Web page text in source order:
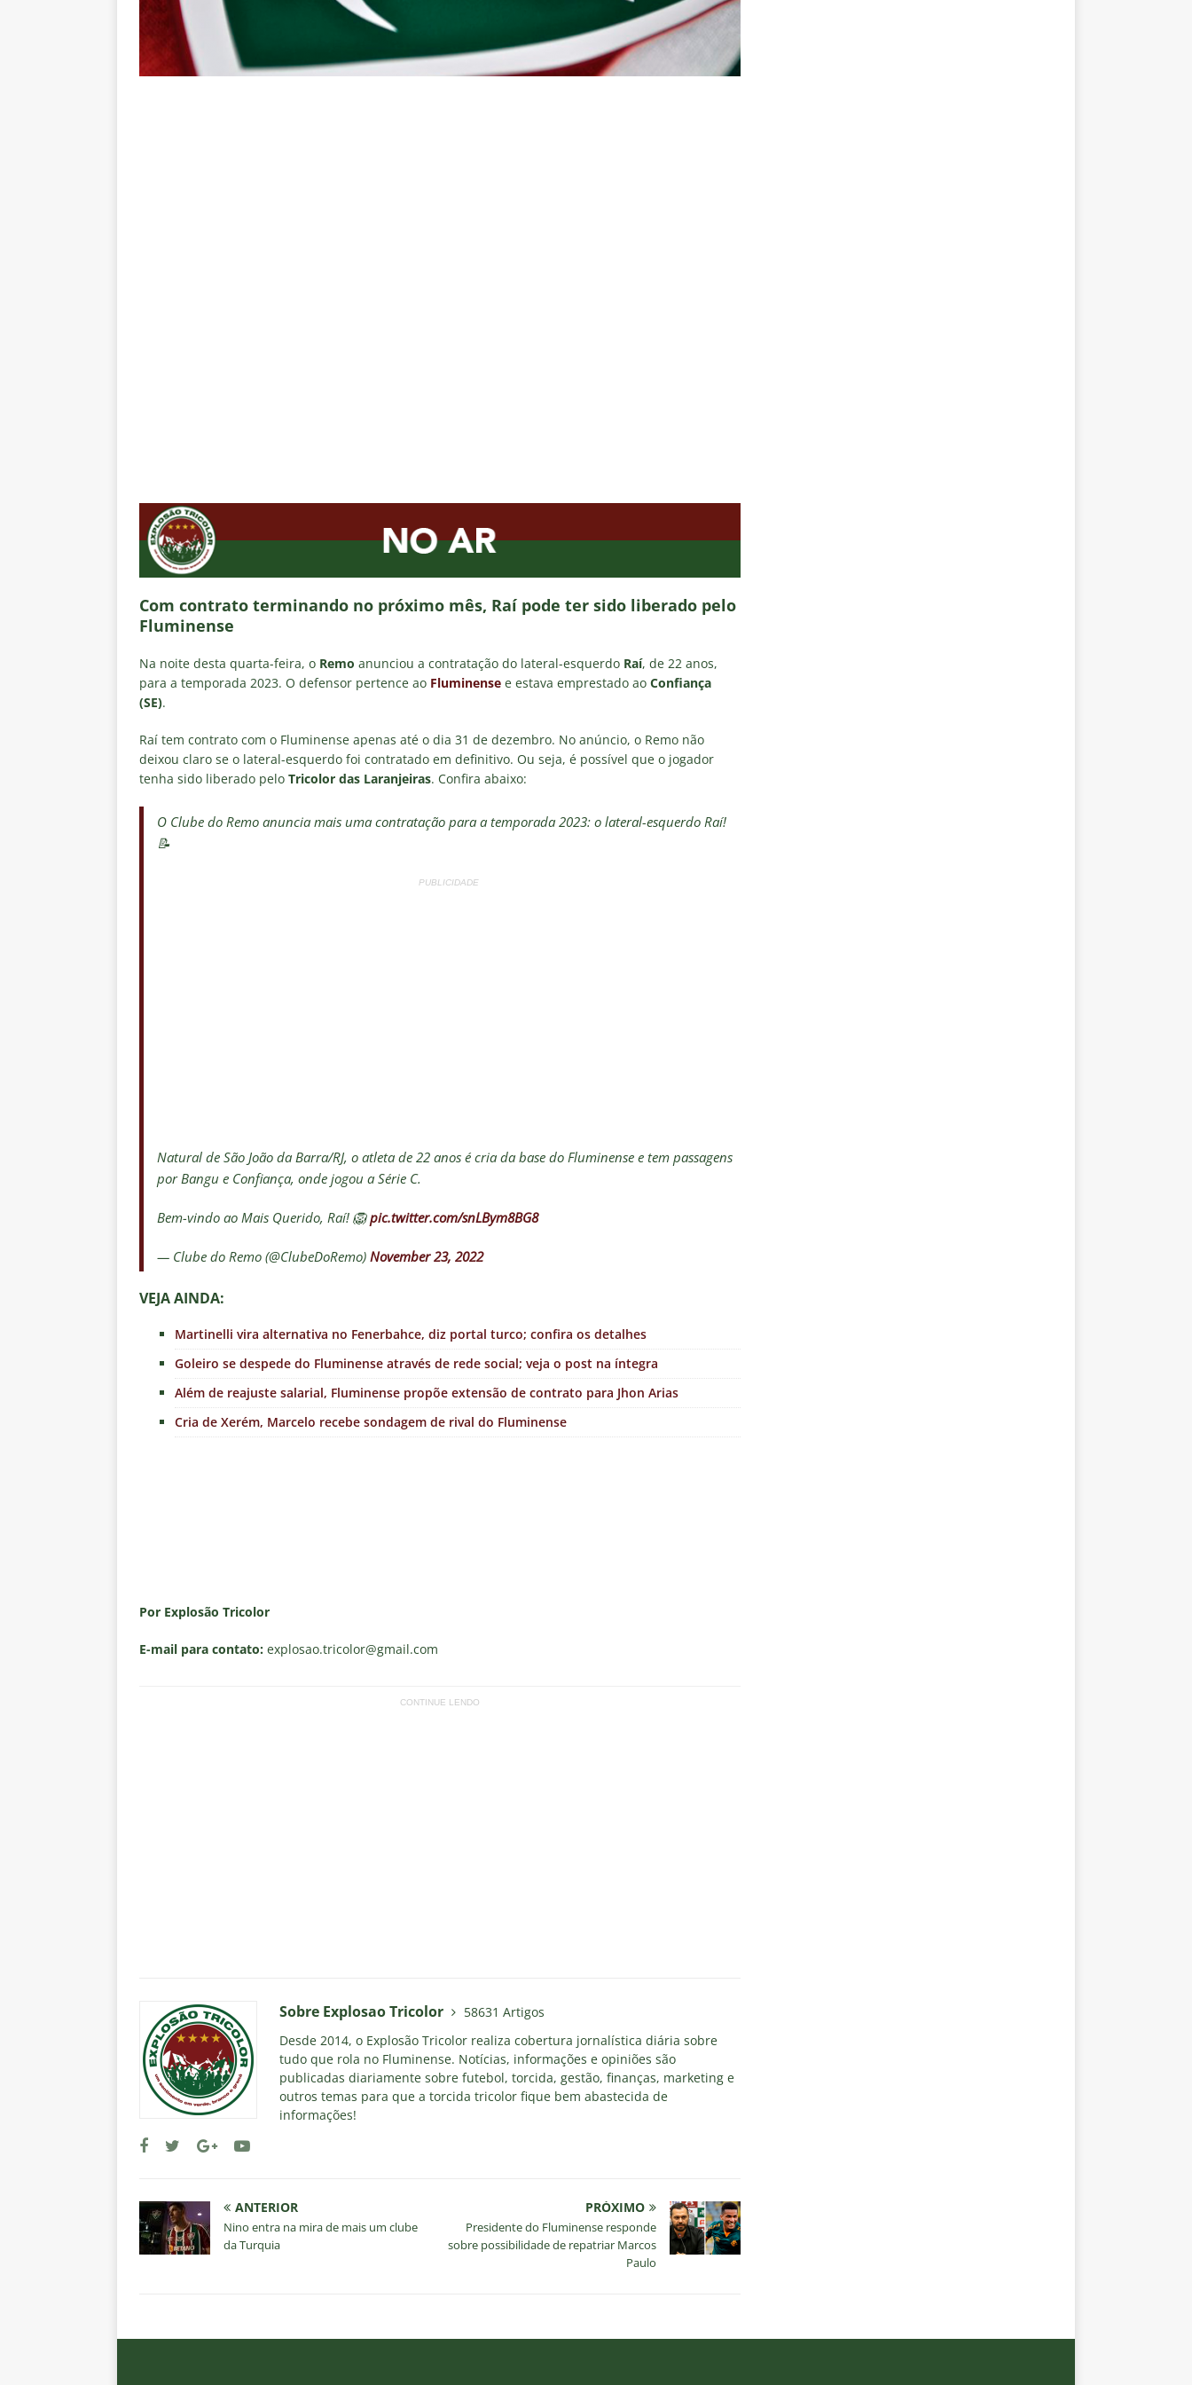
“grande Libertadores”
NOTÍCIAS
Zubeldía surpreende ao analisar queda de desempenho de Lucho Acosta
e Savarino
NOTÍCIAS
DICAS DE APOSTAS
[ 5 de agosto de 2026 ] Análise de Vinicius Toledo: A obrigação do Fluminense em vencer o Vasco
no tempo normal e os pontos de alerta no meio-campo tricolor
COLUNAS
Vasco
NOTÍCIAS
Com contrato terminando no próximo mês, Raí pode ter sido liberado pelo
Fluminense
Na noite desta quarta-feira, o Remo anunciou a contratação do lateral-esquerdo Raí, de 22 anos,
para a temporada 2023. O defensor pertence ao Fluminense e estava emprestado ao Confiança
(SE).
Raí tem contrato com o Fluminense apenas até o dia 31 de dezembro. No anúncio, o Remo não
deixou claro se o lateral-esquerdo foi contratado em definitivo. Ou seja, é possível que o jogador
tenha sido liberado pelo Tricolor das Laranjeiras. Confira abaixo:
O Clube do Remo anuncia mais uma contratação para a temporada 2023: o lateral-esquerdo Raí!
📝
PUBLICIDADE
Natural de São João da Barra/RJ, o atleta de 22 anos é cria da base do Fluminense e tem passagens
por Bangu e Confiança, onde jogou a Série C.
Bem-vindo ao Mais Querido, Raí! 🦁pic.twitter.com/snLBym8BG8
— Clube do Remo (@ClubeDoRemo) November 23, 2022
VEJA AINDA:
Martinelli vira alternativa no Fenerbahce, diz portal turco; confira os detalhes
Goleiro se despede do Fluminense através de rede social; veja o post na íntegra
Além de reajuste salarial, Fluminense propõe extensão de contrato para Jhon Arias
Cria de Xerém, Marcelo recebe sondagem de rival do Fluminense
Por Explosão Tricolor
E-mail para contato: explosao.tricolor@gmail.com
CONTINUE LENDO
Sobre Explosao Tricolor
58631 Artigos
Desde 2014, o Explosão Tricolor realiza cobertura jornalística diária sobre
tudo que rola no Fluminense. Notícias, informações e opiniões são
publicadas diariamente sobre futebol, torcida, gestão, finanças, marketing e
outros temas para que a torcida tricolor fique bem abastecida de
informações!
ANTERIOR
Nino entra na mira de mais um clube
da Turquia
PRÓXIMO
Presidente do Fluminense responde
sobre possibilidade de repatriar Marcos
Paulo